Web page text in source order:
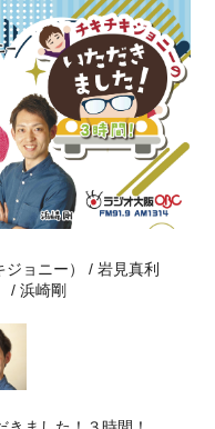
ョニー） / 岩見真利
/ 浜崎剛